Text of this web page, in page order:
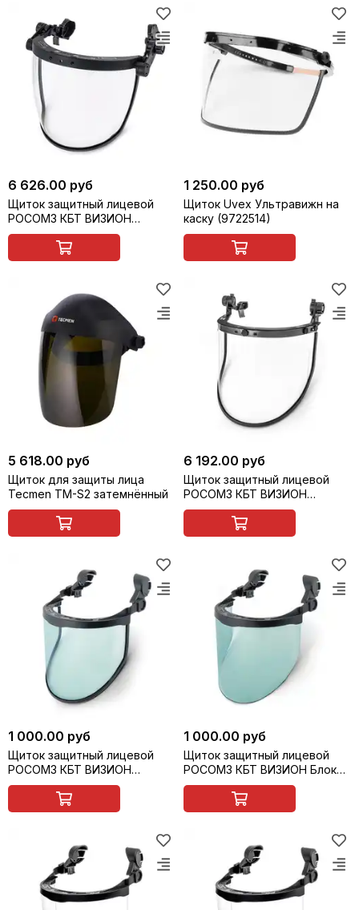
6 626.00 руб
Щиток защитный лицевой
РОСОМЗ КБТ ВИЗИОН
ENERGO RX с креплением на
каску для защиты от
термических рисков
1 250.00 руб
Щиток Uvex Ультравижн на
каску (9722514)
5 618.00 руб
Щиток для защиты лица
Tecmen TM-S2 затемнённый
6 192.00 руб
Щиток защитный лицевой
РОСОМЗ КБТ ВИЗИОН
ENERGO с креплением на
каску, арт. 04207
1 000.00 руб
Щиток защитный лицевой
РОСОМЗ КБТ ВИЗИОН
ENERGO с креплением на
каску, арт. 04225-2
1 000.00 руб
Щиток защитный лицевой
РОСОМЗ КБТ ВИЗИОН Блокер
с креплением на каску, арт.
043025-2